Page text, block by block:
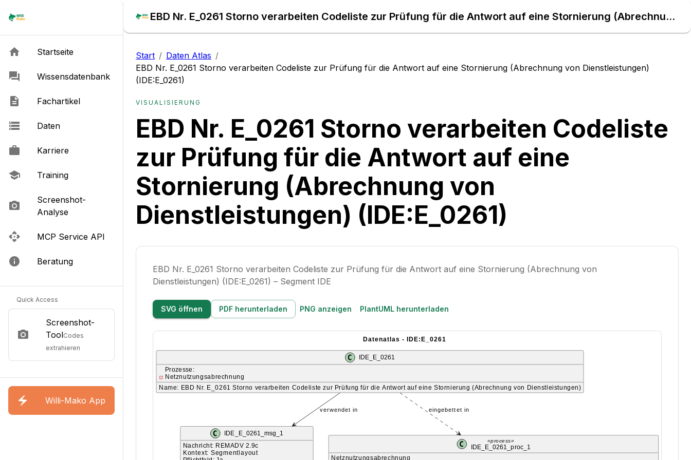
EBD Nr. E_0261 Storno verarbeiten Codeliste zur Prüfung für die Antwort auf eine Stornierung (Abrechnung von Dienstleistungen) (IDE:E_0261) – Daten Atlas
Startseite
Wissensdatenbank
Fachartikel
Daten
Karriere
Training
Screenshot-
Analyse
MCP Service API
Beratung
Quick Access
Screenshot-
ToolCodes
extrahieren
Willi-Mako App
Start / Daten Atlas /
EBD Nr. E_0261 Storno verarbeiten Codeliste zur Prüfung für die Antwort auf eine Stornierung (Abrechnung von Dienstleistungen)
(IDE:E_0261)
VISUALISIERUNG
EBD Nr. E_0261 Storno verarbeiten Codeliste
zur Prüfung für die Antwort auf eine
Stornierung (Abrechnung von
Dienstleistungen) (IDE:E_0261)
EBD Nr. E_0261 Storno verarbeiten Codeliste zur Prüfung für die Antwort auf eine Stornierung (Abrechnung von
Dienstleistungen) (IDE:E_0261) – Segment IDE
SVG öffnen PDF herunterladen PNG anzeigen PlantUML herunterladen